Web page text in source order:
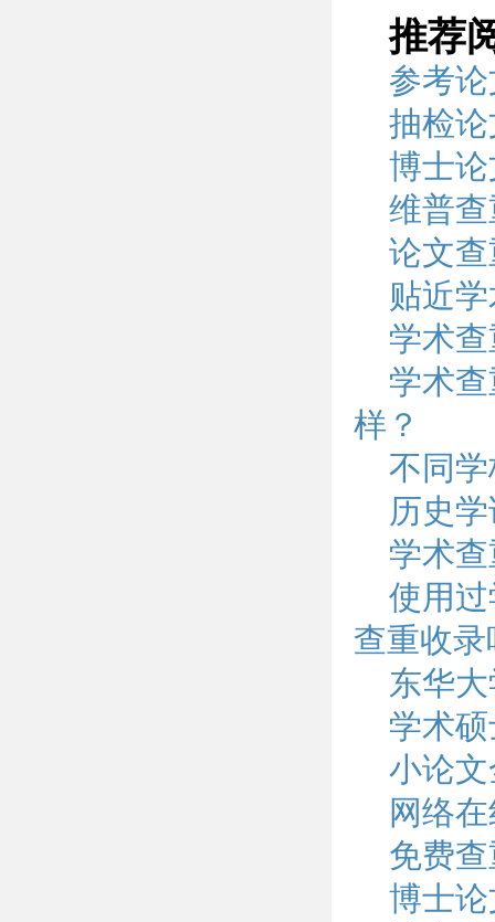
推荐
参考
抽检
博士
维普
论文
贴近
学术
学术
样？
不同
历史
学术
使用
查重收录
东华
学术
小论
网络
免费
博士